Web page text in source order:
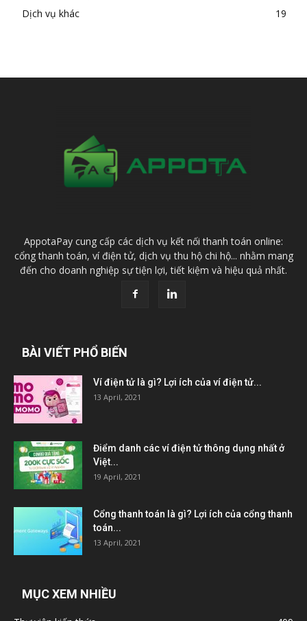
Dịch vụ khác
19
AppotaPay cung cấp các dịch vụ kết nối thanh toán online:
cổng thanh toán, ví điện tử, dịch vụ thu hộ chi hộ... nhằm mang
đến cho doanh nghiệp sự tiện lợi, tiết kiệm và hiệu quả nhất.
BÀI VIẾT PHỔ BIẾN
Ví điện tử là gì? Lợi ích của ví điện tử...
13 April, 2021
Điểm danh các ví điện tử thông dụng nhất ở
Việt...
19 April, 2021
Cổng thanh toán là gì? Lợi ích của cổng thanh
toán...
13 April, 2021
MỤC XEM NHIỀU